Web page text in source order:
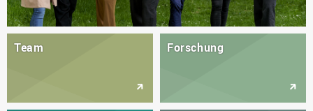
Team Forschung